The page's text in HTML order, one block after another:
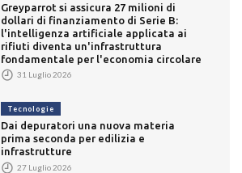
Greyparrot si assicura 27 milioni di
dollari di finanziamento di Serie B:
l'intelligenza artificiale applicata ai
rifiuti diventa un'infrastruttura
fondamentale per l'economia circolare
31 Luglio 2026
Tecnologie
Dai depuratori una nuova materia
prima seconda per edilizia e
infrastrutture
27 Luglio 2026